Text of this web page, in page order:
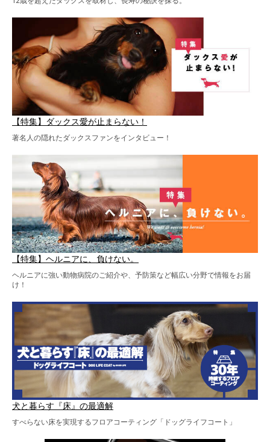
【特集】ダックス愛が止まらない！
著名人の隠れたダックスファンをインタビュー！
【特集】ヘルニアに、負けない。
ヘルニアに強い動物病院のご紹介や、予防策など幅広い分野で情報をお届
け！
犬と暮らす『床』の最適解
すべらない床を実現するフロアコーティング「ドッグライフコート」